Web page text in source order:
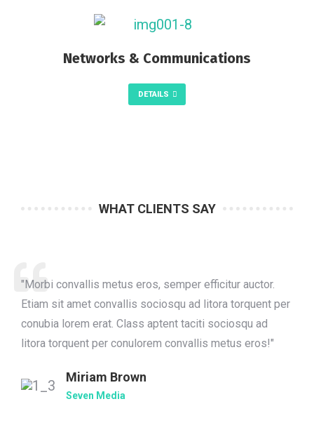
Networks & Communications
DETAILS
WHAT CLIENTS SAY
"Morbi convallis metus eros, semper efficitur auctor.
Etiam sit amet convallis sociosqu ad litora torquent per
conubia lorem erat. Class aptent taciti sociosqu ad
litora torquent per conulorem convallis metus eros!"
Miriam Brown
Seven Media